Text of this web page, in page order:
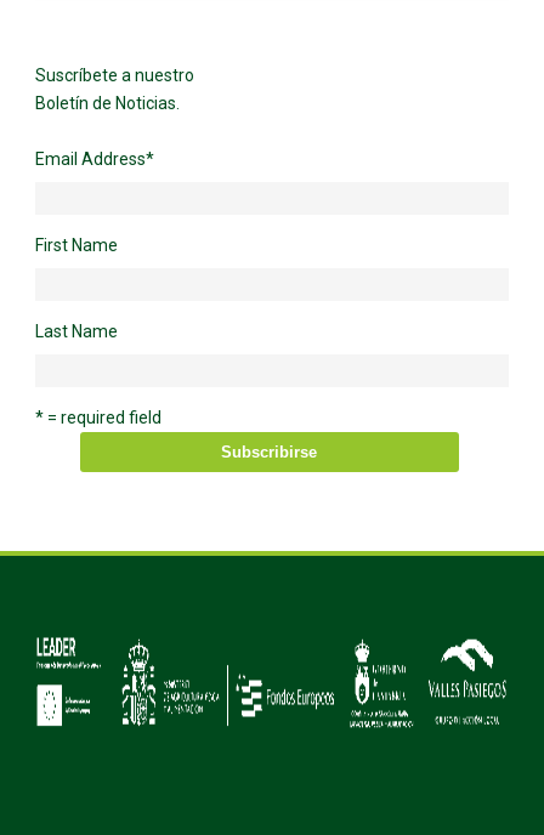
Suscríbete a nuestro
Boletín de Noticias.
Email Address*
First Name
Last Name
* = required field